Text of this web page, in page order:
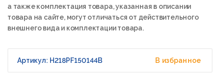
а также комплектация товара, указанная в описании
товара на сайте, могут отличаться от действительного
внешнего вида и комплектации товара.
Артикул: H218PF150144B В избранное